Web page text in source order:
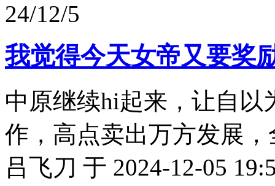
24/12/5
我觉得今天女帝又要奖
中原继续hi起来，让自以
作，高点卖出万方发展
吕飞刀 于 2024-12-05